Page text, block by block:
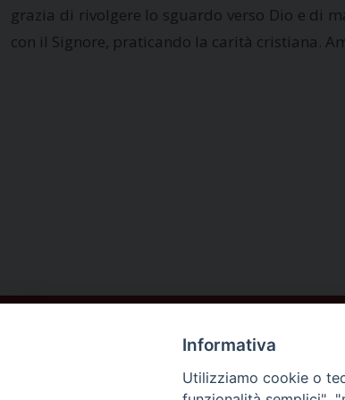
grazia di rivolgere lo sguardo verso Dio e di
con il Signore, praticando la carità cristiana.
Informativa
Utilizziamo cookie o